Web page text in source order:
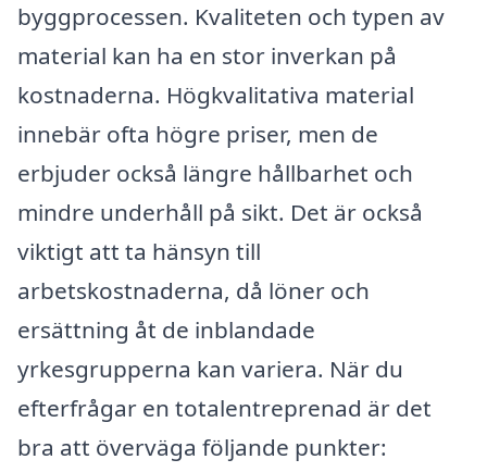
byggprocessen. Kvaliteten och typen av
material kan ha en stor inverkan på
kostnaderna. Högkvalitativa material
innebär ofta högre priser, men de
erbjuder också längre hållbarhet och
mindre underhåll på sikt. Det är också
viktigt att ta hänsyn till
arbetskostnaderna, då löner och
ersättning åt de inblandade
yrkesgrupperna kan variera. När du
efterfrågar en totalentreprenad är det
bra att överväga följande punkter: